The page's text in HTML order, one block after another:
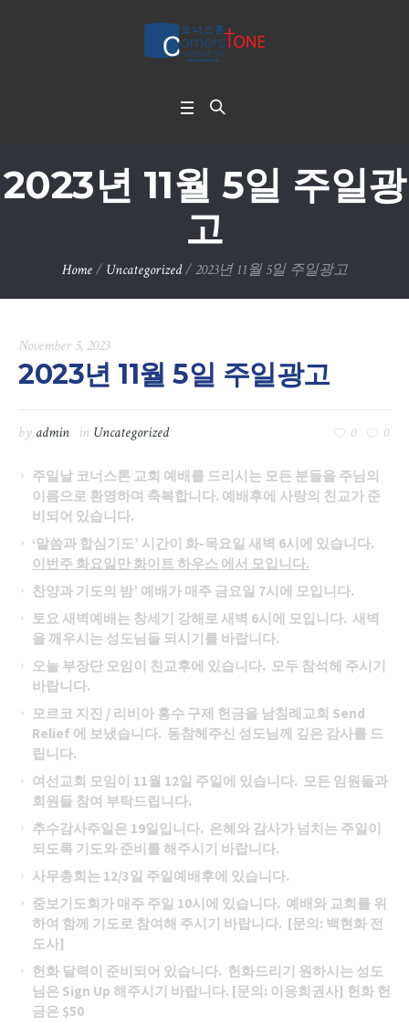
2023년 11월 5일 주일광
고
Home / Uncategorized /2023년 11월 5일 주일광고
November 5, 2023
2023년 11월 5일 주일광고
by admin in Uncategorized 0 0
주일날 코너스톤 교회 예배를 드리시는 모든 분들을 주님의
이름으로 환영하며 축복합니다. 예배후에 사랑의 친교가 준
비되어 있습니다.
‘말씀과 합심기도’ 시간이 화-목요일 새벽 6시에 있습니다.
이번주 화요일만 화이트 하우스 에서 모입니다.
찬양과 기도의 밤’ 예배가 매주 금요일 7시에 모입니다.
토요 새벽예배는 창세기 강해로 새벽 6시에 모입니다. 새벽
을 깨우시는 성도님들 되시기를 바랍니다.
오늘 부장단 모임이 친교후에 있습니다. 모두 참석헤 주시기
바랍니다.
모르코 지진 / 리비아 홍수 구제 헌금을 남침례교회 Send
Relief 에 보냈습니다. 동참헤주신 성도님께 깊은 감사를 드
립니다.
여선교회 모임이 11월 12일 주일에 있습니다. 모든 임원들과
회원들 참여 부탁드립니다.
추수감사주일은 19일입니다. 은혜와 감사가 넘치는 주일이
되도록 기도와 준비를 해주시기 바랍니다.
사무총회는 12/3일 주일예배후에 있습니다.
중보기도회가 매주 주일 10시에 있습니다. 예배와 교회를 위
하여 함께 기도로 참여해 주시기 바랍니다. [문의: 백현화 전
도사]
헌화 달력이 준비되어 있습니다. 헌화드리기 원하시는 성도
님은 Sign Up 해주시기 바랍니다. [문의: 이응희권사] 헌화 헌
금은 $50